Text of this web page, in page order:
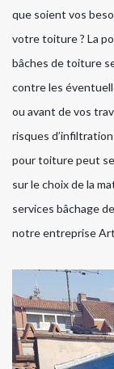
que soient vos
votre toiture ? La
bâches de toiture
contre les
ou avant de vos
risques
pour toiture peut
sur le choix de la
services bâchage
notre entreprise